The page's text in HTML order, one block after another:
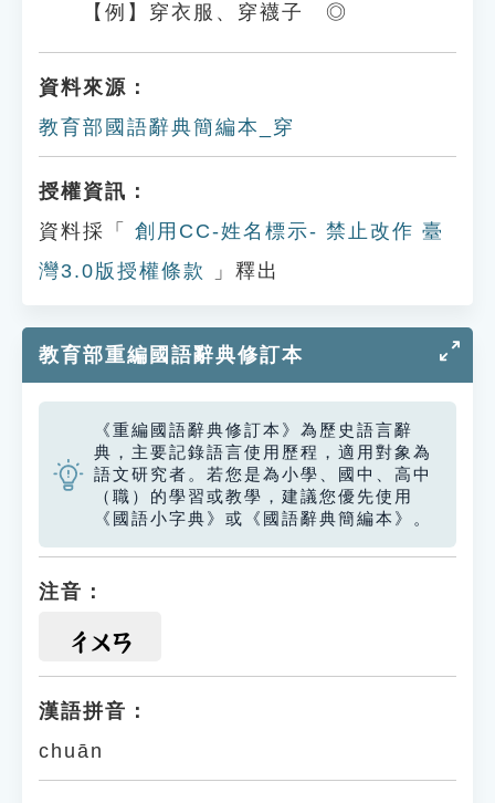
【例】穿衣服、穿襪子 ◎
資料來源：
教育部國語辭典簡編本_穿
授權資訊：
資料採「
創用CC-姓名標示- 禁止改作 臺
灣3.0版授權條款
」釋出
教育部重編國語辭典修訂本
《重編國語辭典修訂本》為歷史語言辭
典，主要記錄語言使用歷程，適用對象為
語文研究者。若您是為小學、國中、高中
（職）的學習或教學，建議您優先使用
《國語小字典》或《國語辭典簡編本》。
注音：
ㄔㄨㄢ
漢語拼音：
chuān